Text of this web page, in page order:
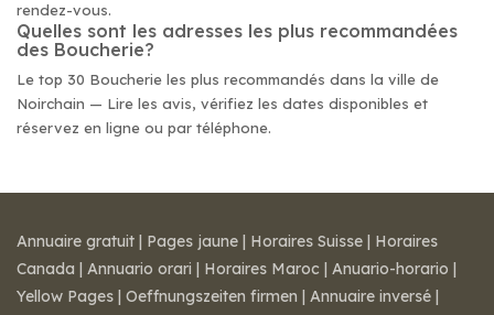
rendez-vous.
Quelles sont les adresses les plus recommandées
des Boucherie?
Le top 30 Boucherie les plus recommandés dans la ville de
Noirchain — Lire les avis, vérifiez les dates disponibles et
réservez en ligne ou par téléphone.
Annuaire gratuit | Pages jaune | Horaires Suisse | Horaires
Canada | Annuario orari | Horaires Maroc | Anuario-horario |
Yellow Pages | Oeffnungszeiten firmen | Annuaire inversé |